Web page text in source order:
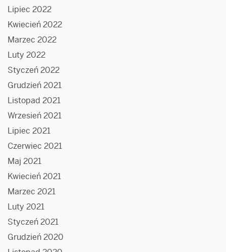
Lipiec 2022
Kwiecień 2022
Marzec 2022
Luty 2022
Styczeń 2022
Grudzień 2021
Listopad 2021
Wrzesień 2021
Lipiec 2021
Czerwiec 2021
Maj 2021
Kwiecień 2021
Marzec 2021
Luty 2021
Styczeń 2021
Grudzień 2020